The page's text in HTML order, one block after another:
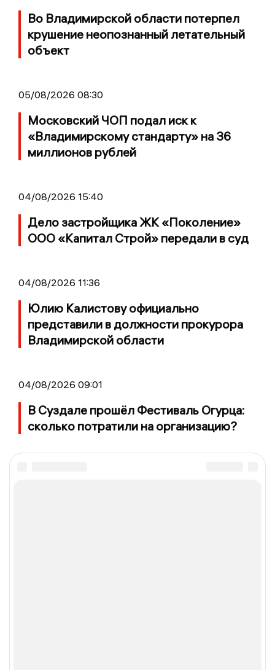
Во Владимирской области потерпел
крушение неопознанный летательный
объект
05/08/2026 08:30
Московский ЧОП подал иск к
«Владимирскому стандарту» на 36
миллионов рублей
04/08/2026 15:40
Дело застройщика ЖК «Поколение»
ООО «Капитал Строй» передали в суд
04/08/2026 11:36
Юлию Калистову официально
представили в должности прокурора
Владимирской области
04/08/2026 09:01
В Суздале прошёл Фестиваль Огурца:
сколько потратили на организацию?